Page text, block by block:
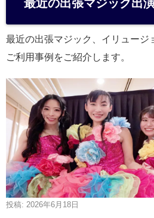
最近の出張マジック出
最近の出張マジック、イリュージ
ご利用事例をご紹介します。
投稿: 2026年6月18日